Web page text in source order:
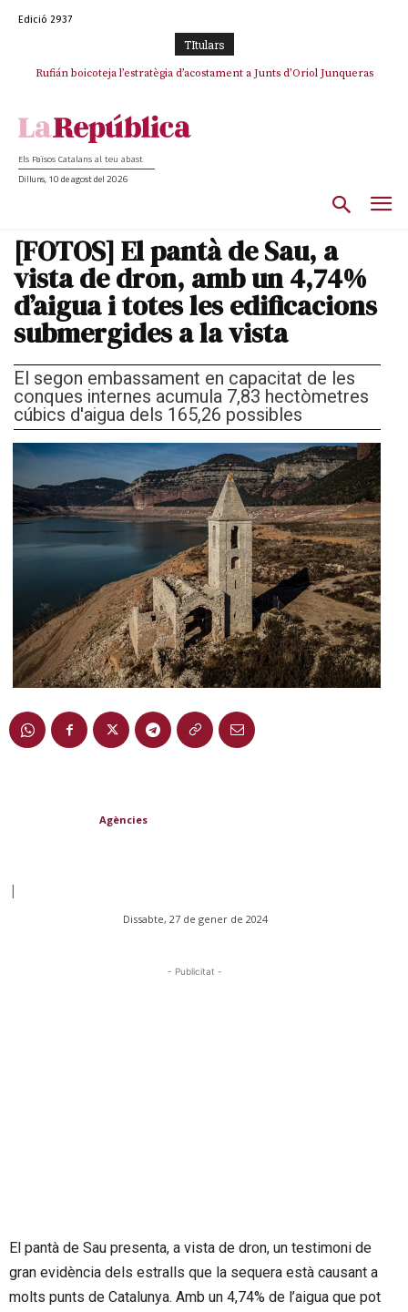
Edició 2937
TItulars
Rufián boicoteja l’estratègia d’acostament a Junts d’Oriol Junqueras
Rufián dinamita la unitat independentista amb un atac frontal al retorn
Els Països Catalans al teu abast
Dilluns, 10 de agost del 2026
[FOTOS] El pantà de Sau, a
vista de dron, amb un 4,74%
d’aigua i totes les edificacions
submergides a la vista
El segon embassament en capacitat de les
conques internes acumula 7,83 hectòmetres
cúbics d'aigua dels 165,26 possibles
Agències
|
Dissabte, 27 de gener de 2024
- Publicitat -
El pantà de Sau presenta, a vista de dron, un testimoni de
gran evidència dels estralls que la sequera està causant a
molts punts de Catalunya. Amb un 4,74% de l’aigua que pot